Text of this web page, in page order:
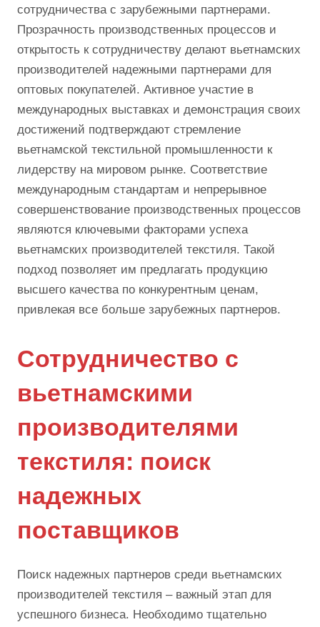
сотрудничества с зарубежными партнерами.
Прозрачность производственных процессов и
открытость к сотрудничеству делают вьетнамских
производителей надежными партнерами для
оптовых покупателей. Активное участие в
международных выставках и демонстрация своих
достижений подтверждают стремление
вьетнамской текстильной промышленности к
лидерству на мировом рынке. Соответствие
международным стандартам и непрерывное
совершенствование производственных процессов
являются ключевыми факторами успеха
вьетнамских производителей текстиля. Такой
подход позволяет им предлагать продукцию
высшего качества по конкурентным ценам,
привлекая все больше зарубежных партнеров.
Сотрудничество с
вьетнамскими
производителями
текстиля: поиск
надежных
поставщиков
Поиск надежных партнеров среди вьетнамских
производителей текстиля – важный этап для
успешного бизнеса. Необходимо тщательно